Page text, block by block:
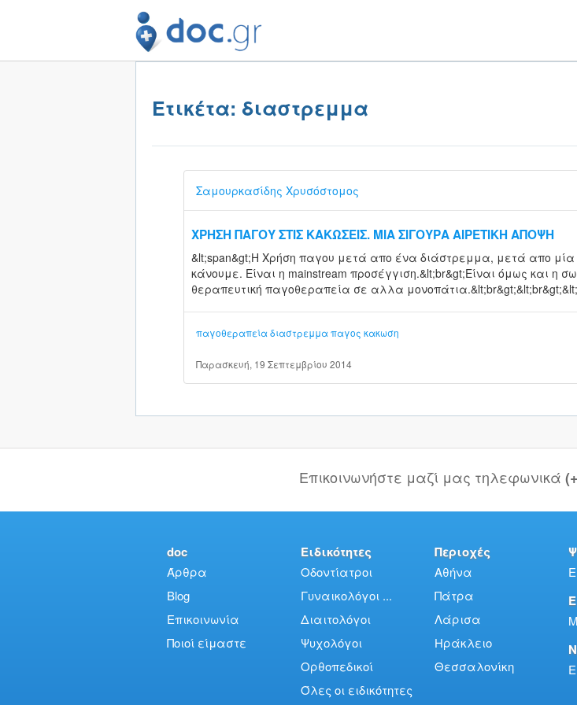
Ετικέτα: διαστρεμμα
Σαμουρκασίδης Χρυσόστομος
ΧΡΗΣΗ ΠΑΓΟΥ ΣΤΙΣ ΚΑΚΩΣΕΙΣ. ΜΙΑ ΣΙΓΟΥΡΑ ΑΙΡΕΤΙΚΗ ΑΠΟΨΗ
&lt;span&gt;Η Χρήση παγου μετά απο ένα διάστρεμμα, μετά απο
κάνουμε. Είναι η mainstream προσέγγιση.&lt;br&gt;Είναι όμως και η
θεραπευτική παγοθεραπεία σε αλλα
παγοθεραπείαδιαστρεμμαπαγος κακωση
Παρασκευή, 19 Σεπτεμβρίου 2014
Επικοινωνήστε μαζί μας τηλεφωνικά
doc
Άρθρα
Blog
Επικοινωνία
Ποιοί είμαστε
Ειδικότητες
Οδοντίατροι
Γυναικολόγοι ...
Διαιτολόγοι
Ψυχολόγοι
Ορθοπεδικοί
Όλες οι ειδικότητες
Περιοχές
Αθήνα
Πάτρα
Λάρισα
Ηράκλειο
Θεσσαλονίκη